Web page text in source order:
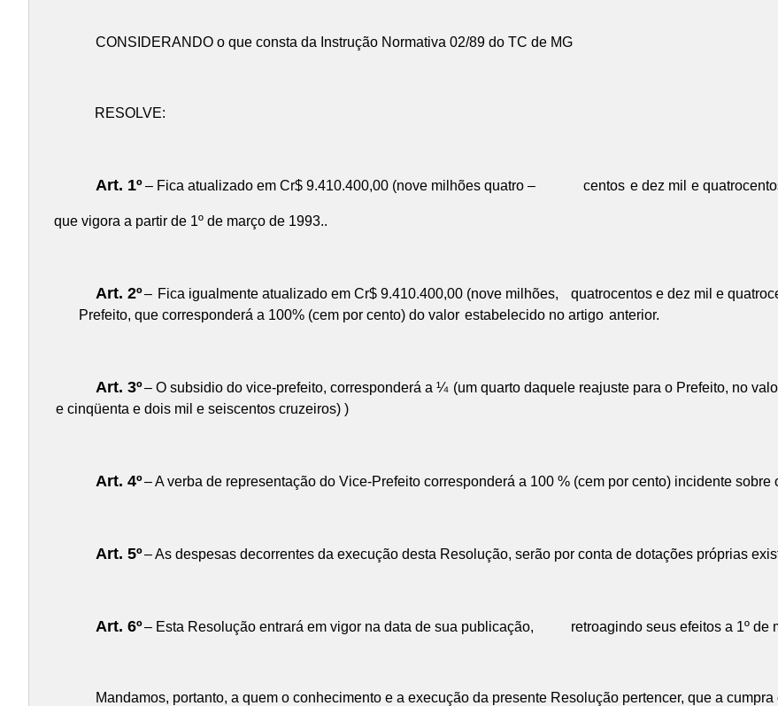
CONSIDERANDO o que consta da Instrução Normativa 02/89 do TC de MG
RESOLVE:
Art. 1º– Fica atualizado em Cr$ 9.410.400,00 (nove milhões quatro – centos e dez mil e
que vigora a partir de 1º de março de 1993..
Art. 2º– Fica igualmente atualizado em Cr$ 9.410.400,00 (nove milhões,
quatrocentos e dez mil e
Prefeito, que corresponderá a 100% (cem por cento) do valor estabelecido no artigo anterior.
Art. 3º– O subsidio do vice-prefeito, corresponderá a ¼ (um quarto daquele reajuste para o Prefeito, no
e cinqüenta e dois mil e seiscentos cruzeiros) )
Art. 4º– A verba de representação do Vice-Prefeito corresponderá a 100 % (cem por cento) incidente sobre
Art. 5º– As despesas decorrentes da execução desta Resolução, serão por conta de dotações próprias
Art. 6º– Esta Resolução entrará em vigor na data de sua publicação, retroagindo seus efeitos a 1º de
Mandamos, portanto, a quem o conhecimento e a execução da presente Resolução pertencer, que a